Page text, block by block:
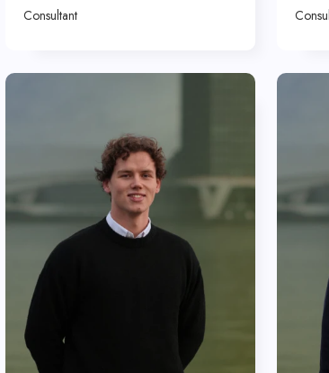
Consultant